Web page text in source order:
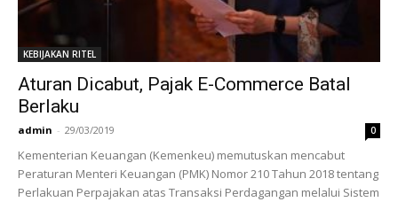
KEBIJAKAN RITEL
Aturan Dicabut, Pajak E-Commerce Batal
Berlaku
admin - 29/03/2019 0
Kementerian Keuangan (Kemenkeu) memutuskan mencabut
Peraturan Menteri Keuangan (PMK) Nomor 210 Tahun 2018 tentang
Perlakuan Perpajakan atas Transaksi Perdagangan melalui Sistem